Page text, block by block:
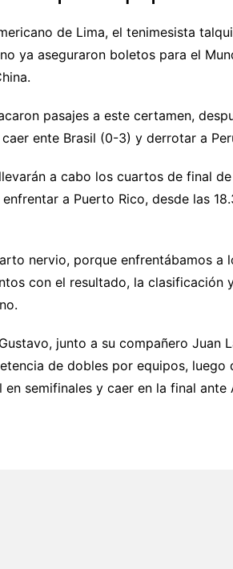
de Lima, el tenimesista
ya aseguraron boletos para el
pasajes a este certamen,
ente Brasil (0-3) y derrotar a
a cabo los cuartos de final
a Puerto Rico, desde las
nervio, porque enfrentábamos a
con el resultado, la clasificación
junto a su compañero Juan
de dobles por equipos, luego
semifinales y caer en la final ante